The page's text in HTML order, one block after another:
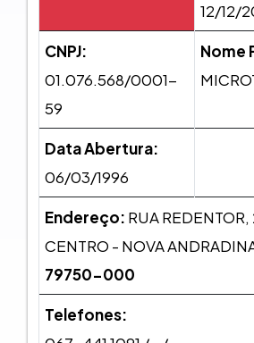
12/12/
CNPJ:
01.076.568/0001-
59
Nome
Data Abertura:
06/03/1996
Endereço: RUA
CENTRO - NOVA
79750-000
Telefones: